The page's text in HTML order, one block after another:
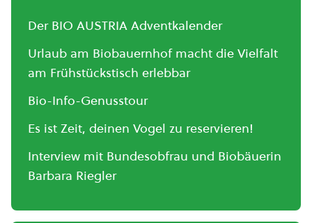
Der BIO AUSTRIA Adventkalender
Urlaub am Biobauernhof macht die Vielfalt
am Frühstückstisch erlebbar
Bio-Info-Genusstour
Es ist Zeit, deinen Vogel zu reservieren!
Interview mit Bundesobfrau und Biobäuerin
Barbara Riegler